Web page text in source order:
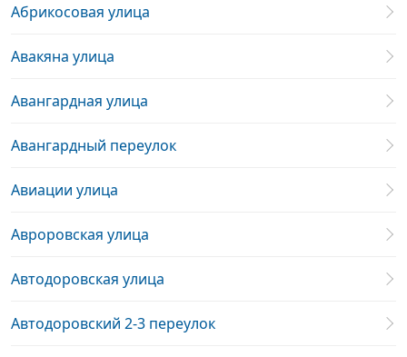
Абрикосовая улица
Авакяна улица
Авангардная улица
Авангардный переулок
Авиации улица
Авроровская улица
Автодоровская улица
Автодоровский 2-3 переулок